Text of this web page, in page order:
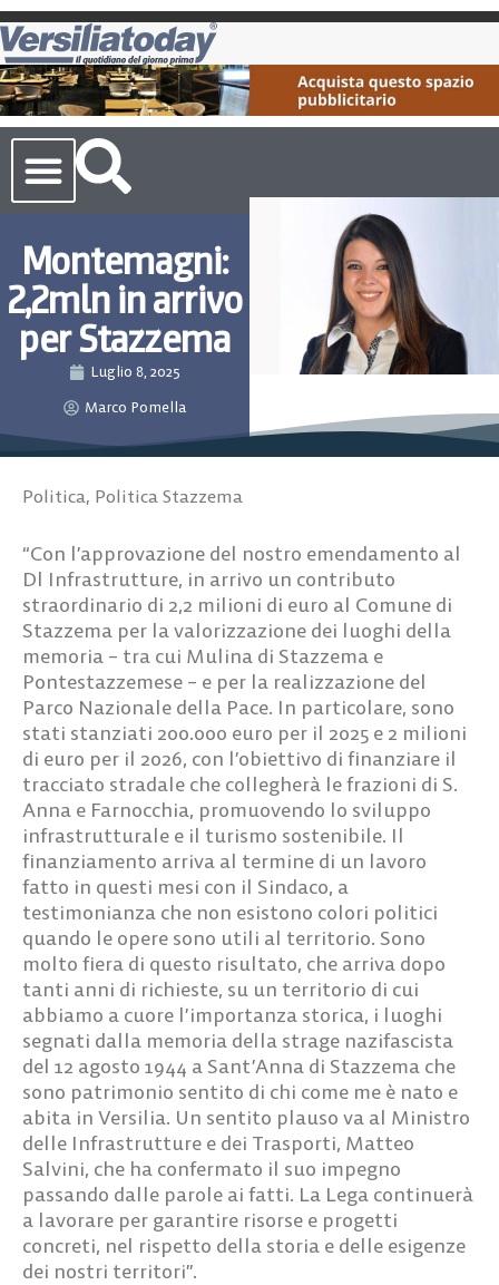
Montemagni:
2,2mln in arrivo
per Stazzema
Luglio 8, 2025
Marco Pomella
Politica, Politica Stazzema
“Con l’approvazione del nostro emendamento al
Dl Infrastrutture, in arrivo un contributo
straordinario di 2,2 milioni di euro al Comune di
Stazzema per la valorizzazione dei luoghi della
memoria – tra cui Mulina di Stazzema e
Pontestazzemese – e per la realizzazione del
Parco Nazionale della Pace. In particolare, sono
stati stanziati 200.000 euro per il 2025 e 2 milioni
di euro per il 2026, con l’obiettivo di finanziare il
tracciato stradale che collegherà le frazioni di S.
Anna e Farnocchia, promuovendo lo sviluppo
infrastrutturale e il turismo sostenibile. Il
finanziamento arriva al termine di un lavoro
fatto in questi mesi con il Sindaco, a
testimonianza che non esistono colori politici
quando le opere sono utili al territorio. Sono
molto fiera di questo risultato, che arriva dopo
tanti anni di richieste, su un territorio di cui
abbiamo a cuore l’importanza storica, i luoghi
segnati dalla memoria della strage nazifascista
del 12 agosto 1944 a Sant’Anna di Stazzema che
sono patrimonio sentito di chi come me è nato e
abita in Versilia. Un sentito plauso va al Ministro
delle Infrastrutture e dei Trasporti, Matteo
Salvini, che ha confermato il suo impegno
passando dalle parole ai fatti. La Lega continuerà
a lavorare per garantire risorse e progetti
concreti, nel rispetto della storia e delle esigenze
dei nostri territori”.